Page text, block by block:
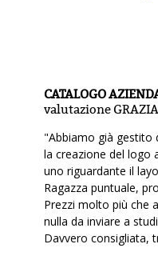
CATALOGO
valutazione
"Abbiamo già gestito
la creazione del logo
uno riguardante il
Ragazza puntuale,
Prezzi molto più che
nulla da inviare a
Davvero consigliata,